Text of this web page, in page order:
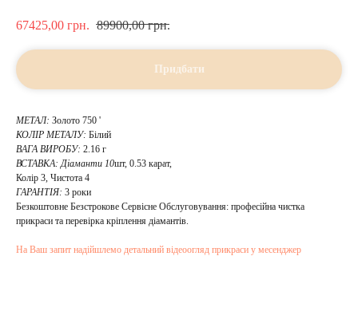
67425,00 грн. 89900,00 грн.
Придбати
МЕТАЛ: Золото 750 '
КОЛІР МЕТАЛУ: Білий
ВАГА ВИРОБУ: 2.16 г
ВСТАВКА: Діаманти 10шт, 0.53 карат,
Колір 3, Чистота 4
ГАРАНТІЯ: 3 роки
Безкоштовне Безстрокове Сервісне Обслуговування: професійна чистка
прикраси та перевірка кріплення діамантів.
На Ваш запит надійшлемо детальний відеоогляд прикраси у месенджер